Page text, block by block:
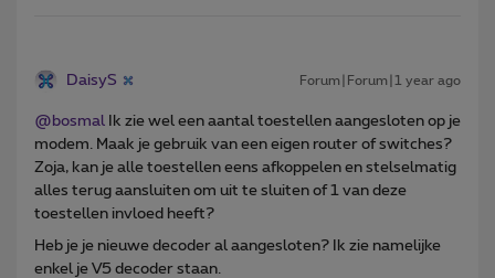
DaisyS Forum|Forum|1 year ago
@bosmal Ik zie wel een aantal toestellen aangesloten op je
modem. Maak je gebruik van een eigen router of switches?
Zoja, kan je alle toestellen eens afkoppelen en stelselmatig
alles terug aansluiten om uit te sluiten of 1 van deze
toestellen invloed heeft?
Heb je je nieuwe decoder al aangesloten? Ik zie namelijke
enkel je V5 decoder staan.